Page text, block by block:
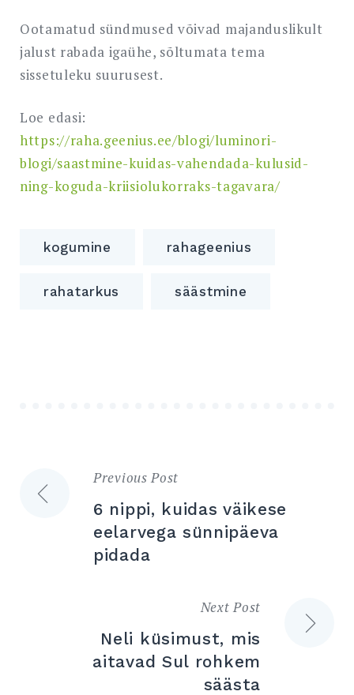
Ootamatud sündmused võivad majanduslikult
jalust rabada igaühe, sõltumata tema
sissetuleku suurusest.
Loe edasi:
https://raha.geenius.ee/blogi/luminori-
blogi/saastmine-kuidas-vahendada-kulusid-
ning-koguda-kriisiolukorraks-tagavara/
kogumine rahageenius
rahatarkus säästmine
Navigeerimine
Previous Post
6 nippi, kuidas väikese
eelarvega sünnipäeva
pidada
Next Post
Neli küsimust, mis
aitavad Sul rohkem
säästa